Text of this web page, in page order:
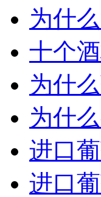
为什
十个
为什
为什
进口
进口